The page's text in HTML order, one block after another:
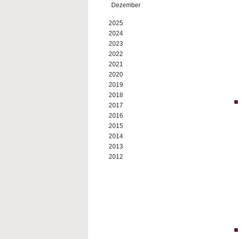
Dezember
2025
2024
2023
2022
2021
2020
2019
2018
2017
2016
2015
2014
2013
2012